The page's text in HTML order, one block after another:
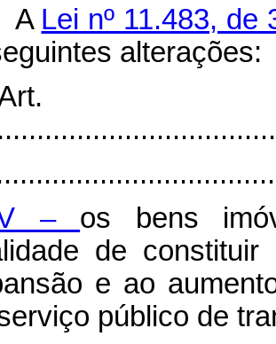
A Lei nº 11.483, de
alterações:
– os bens
de
e ao
público de